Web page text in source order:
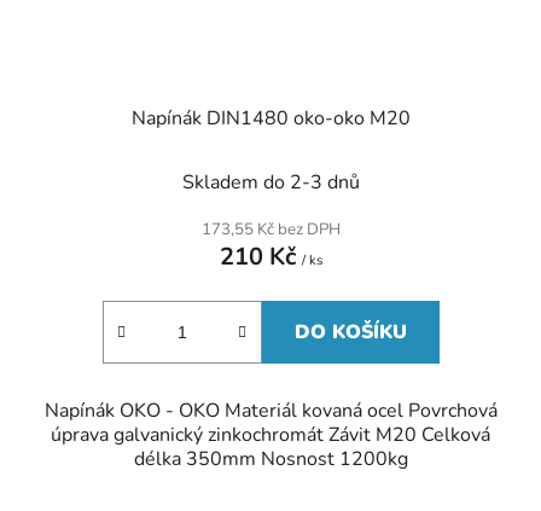
Napínák DIN1480 oko-oko M20
Skladem do 2-3 dnů
173,55 Kč bez DPH
210 Kč / ks
DO KOŠÍKU
Napínák OKO - OKO Materiál kovaná ocel Povrchová
úprava galvanický zinkochromát Závit M20 Celková
délka 350mm Nosnost 1200kg